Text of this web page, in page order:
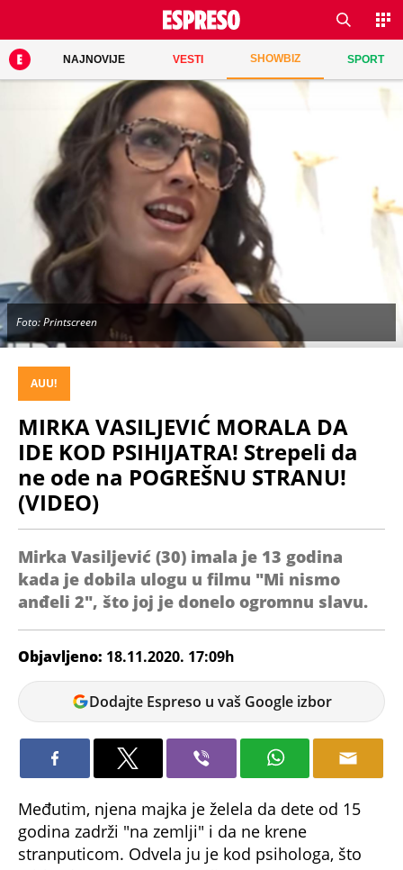
NAJNOVIJE VESTI SHOWBIZ SPORT
Foto: Printscreen
AUU!
MIRKA VASILJEVIĆ MORALA DA
IDE KOD PSIHIJATRA! Strepeli da
ne ode na POGREŠNU STRANU!
(VIDEO)
Mirka Vasiljević (30) imala je 13 godina
kada je dobila ulogu u filmu "Mi nismo
anđeli 2", što joj je donelo ogromnu slavu.
Objavljeno: 18.11.2020. 17:09h
Milica
StanimirovićDodajte Espreso u vaš Google izbor
Međutim, njena majka je želela da dete od 15
godina zadrži "na zemlji" i da ne krene
stranputicom. Odvela ju je kod psihologa, što